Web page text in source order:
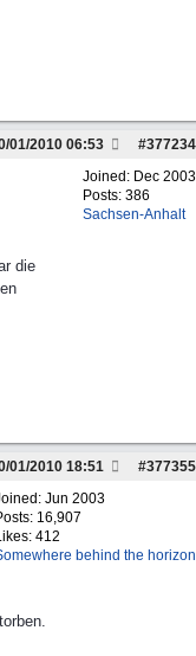
#377234
01/2010 06:53
Joined: Dec 2003
Posts: 386
Sachsen-Anhalt
die
#377355
01/2010 18:51
Jun 2003
16,907
412
behind the horizon